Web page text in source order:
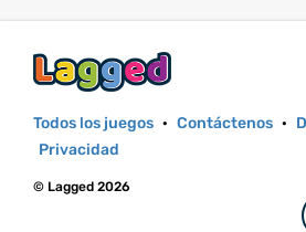
Todos los juegos · Contáctenos ·
Privacidad
© Lagged 2026